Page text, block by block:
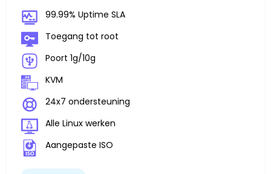
99.99% Uptime SLA
Toegang tot root
Poort 1g/10g
KVM
24x7 ondersteuning
Alle Linux werken
Aangepaste ISO